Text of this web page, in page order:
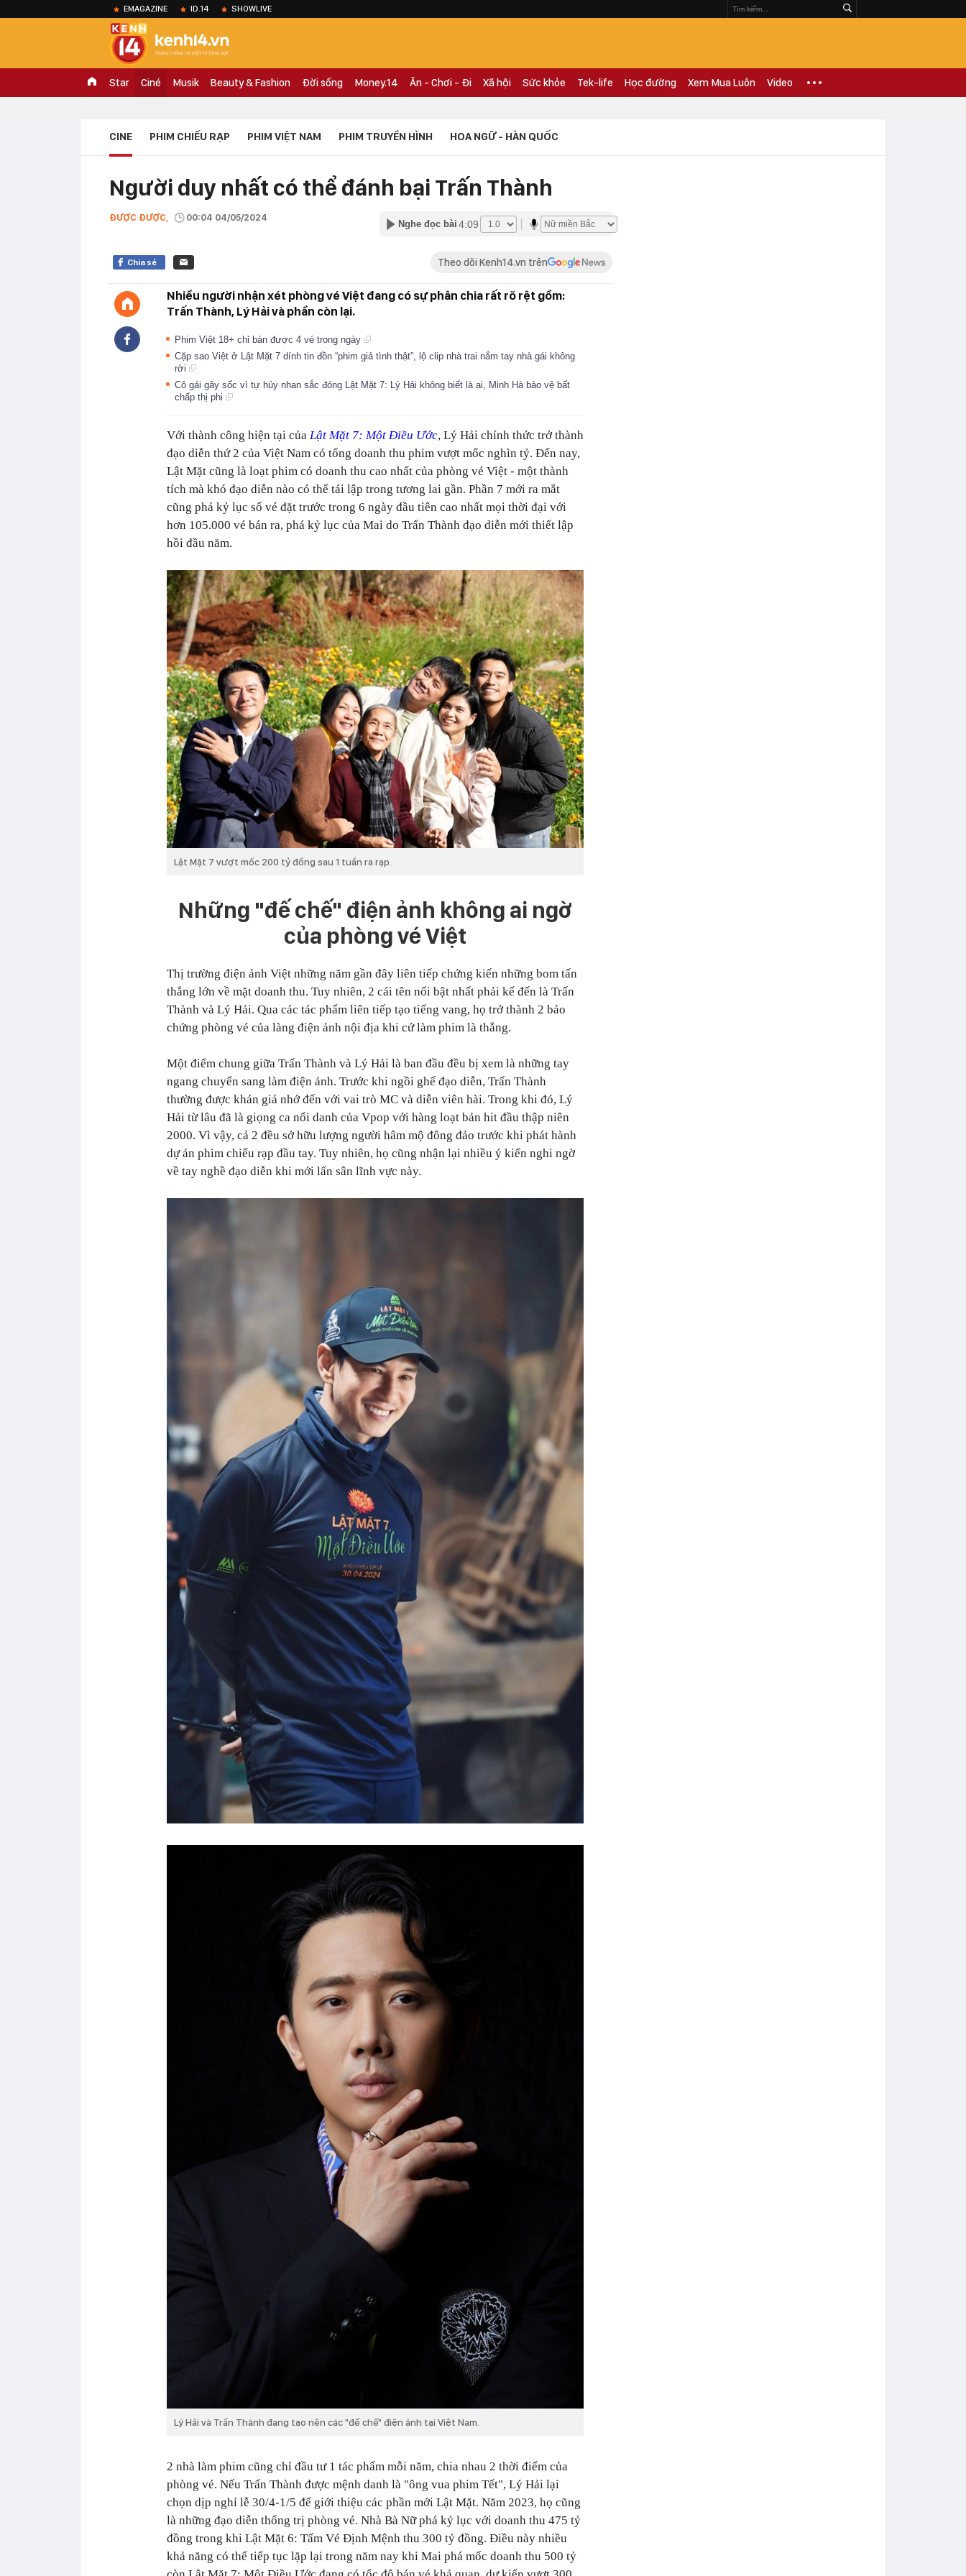
EMAGAZINE ID.14 SHOWLIVE
Star Ciné Musik Beauty & Fashion Đời sống Money.14 Ăn - Chơi - Đi Xã hội Sức khỏe Tek-life Học đường Xem Mua Luôn Video
CINE PHIM CHIẾU RẠP PHIM VIỆT NAM PHIM TRUYỀN HÌNH HOA NGỮ - HÀN QUỐC
Người duy nhất có thể đánh bại Trấn Thành
ĐƯỢC ĐƯỢC, 00:04 04/05/2024
Nghe đọc bài 4:09
Chia sẻ Theo dõi Kenh14.vn trên
Nhiều người nhận xét phòng vé Việt đang có sự phân chia rất rõ rệt gồm:
Trấn Thành, Lý Hải và phần còn lại.
Phim Việt 18+ chỉ bán được 4 vé trong ngày
Cặp sao Việt ở Lật Mặt 7 dính tin đồn “phim giả tình thật”, lộ clip nhà trai nắm tay nhà gái không
rời
Cô gái gây sốc vì tự hủy nhan sắc đóng Lật Mặt 7: Lý Hải không biết là ai, Minh Hà bảo vệ bất
chấp thị phi
Với thành công hiện tại của Lật Mặt 7: Một Điều Ước, Lý Hải chính thức trở thành
đạo diễn thứ 2 của Việt Nam có tổng doanh thu phim vượt mốc nghìn tỷ. Đến nay,
Lật Mặt cũng là loạt phim có doanh thu cao nhất của phòng vé Việt - một thành
tích mà khó đạo diễn nào có thể tái lập trong tương lai gần. Phần 7 mới ra mắt
cũng phá kỷ lục số vé đặt trước trong 6 ngày đầu tiên cao nhất mọi thời đại với
hơn 105.000 vé bán ra, phá kỷ lục của Mai do Trấn Thành đạo diễn mới thiết lập
hồi đầu năm.
Lật Mặt 7 vượt mốc 200 tỷ đồng sau 1 tuần ra rạp.
Những "đế chế" điện ảnh không ai ngờ
của phòng vé Việt
Thị trường điện ảnh Việt những năm gần đây liên tiếp chứng kiến những bom tấn
thắng lớn về mặt doanh thu. Tuy nhiên, 2 cái tên nổi bật nhất phải kể đến là Trấn
Thành và Lý Hải. Qua các tác phẩm liên tiếp tạo tiếng vang, họ trở thành 2 bảo
chứng phòng vé của làng điện ảnh nội địa khi cứ làm phim là thắng.
Một điểm chung giữa Trấn Thành và Lý Hải là ban đầu đều bị xem là những tay
ngang chuyển sang làm điện ảnh. Trước khi ngồi ghế đạo diễn, Trấn Thành
thường được khán giả nhớ đến với vai trò MC và diễn viên hài. Trong khi đó, Lý
Hải từ lâu đã là giọng ca nổi danh của Vpop với hàng loạt bản hit đầu thập niên
2000. Vì vậy, cả 2 đều sở hữu lượng người hâm mộ đông đảo trước khi phát hành
dự án phim chiếu rạp đầu tay. Tuy nhiên, họ cũng nhận lại nhiều ý kiến nghi ngờ
về tay nghề đạo diễn khi mới lấn sân lĩnh vực này.
Lý Hải và Trấn Thành đang tạo nên các "đế chế" điện ảnh tại Việt Nam.
2 nhà làm phim cũng chỉ đầu tư 1 tác phẩm mỗi năm, chia nhau 2 thời điểm của
phòng vé. Nếu Trấn Thành được mệnh danh là "ông vua phim Tết", Lý Hải lại
chọn dịp nghỉ lễ 30/4-1/5 để giới thiệu các phần mới Lật Mặt. Năm 2023, họ cũng
là những đạo diễn thống trị phòng vé. Nhà Bà Nữ phá kỷ lục với doanh thu 475 tỷ
đồng trong khi Lật Mặt 6: Tấm Vé Định Mệnh thu 300 tỷ đồng. Điều này nhiều
khả năng có thể tiếp tục lặp lại trong năm nay khi Mai phá mốc doanh thu 500 tỷ